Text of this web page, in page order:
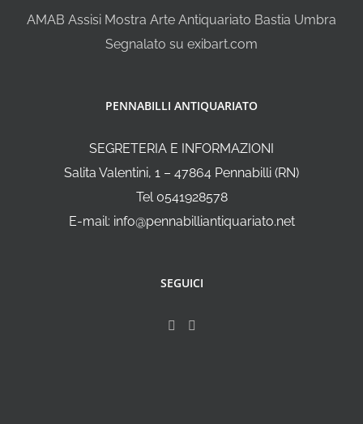
AMAB Assisi Mostra Arte Antiquariato Bastia Umbra
Segnalato su exibart.com
PENNABILLI ANTIQUARIATO
SEGRETERIA E INFORMAZIONI
Salita Valentini, 1 – 47864 Pennabilli (RN)
Tel 0541928578
E-mail: info@pennabilliantiquariato.net
SEGUICI